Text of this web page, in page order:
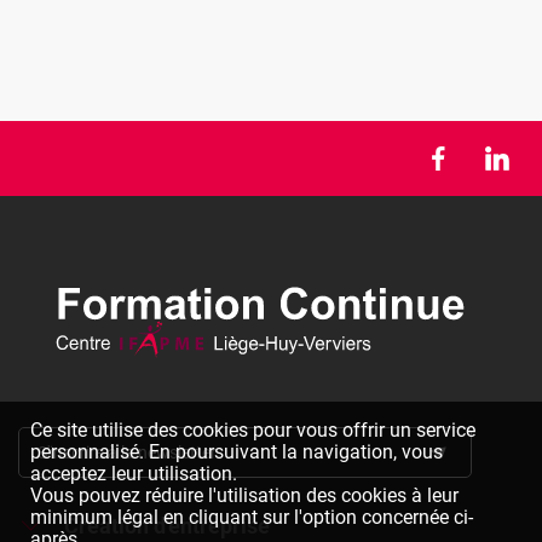
Ce site utilise des cookies pour vous offrir un service
personnalisé. En poursuivant la navigation, vous
acceptez leur utilisation.
Vous pouvez réduire l'utilisation des cookies à leur
minimum légal en cliquant sur l'option concernée ci-
S'inscrire à la newsletter
Création d'entreprise